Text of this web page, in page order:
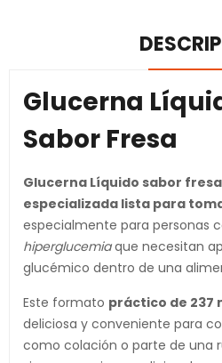
Glucerna
Sabor Fresa
Glucerna Líquido sabor fresa
especializada lista para
especialmente para personas
hiperglucemiaque necesitan
glucémico dentro de una
Este formato práctico de 237
deliciosa y conveniente para
como colación o parte de una